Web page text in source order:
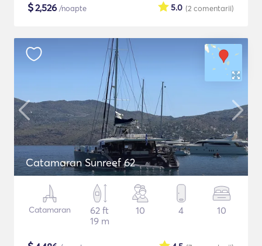
$2,526 /noapte (2 comentarii)
5.0
Catamaran Sunreef 62
Catamaran
62 ft
19 m
10 4 10